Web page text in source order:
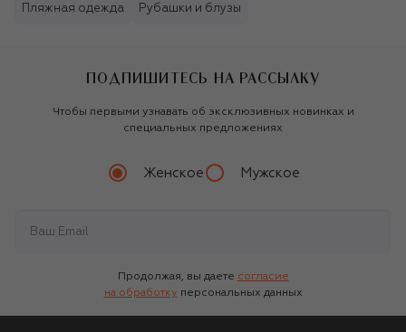
Пляжная одежда Рубашки и блузы
ПОДПИШИТЕСЬ НА РАССЫЛКУ
Чтобы первыми узнавать об эксклюзивных новинках и
специальных предложениях
Женское Мужское
Продолжая, вы даете согласие
на обработку персональных данных